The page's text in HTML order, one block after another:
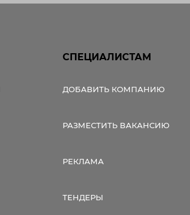
СПЕЦИАЛИСТАМ
ДОБАВИТЬ КОМПАНИЮ
РАЗМЕСТИТЬ ВАКАНСИЮ
РЕКЛАМА
ТЕНДЕРЫ